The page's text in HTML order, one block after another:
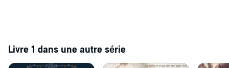
Livre 1 dans une autre série